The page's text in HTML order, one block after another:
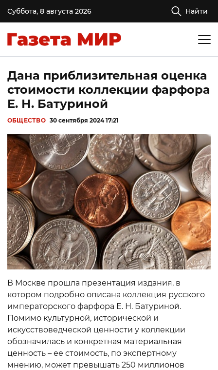
Суббота, 8 августа 2026 Найти
Дана приблизительная оценка
стоимости коллекции фарфора
Е. Н. Батуриной
ОБЩЕСТВО 30 сентября 2024 17:21
В Москве прошла презентация издания, в
котором подробно описана коллекция русского
императорского фарфора Е. Н. Батуриной.
Помимо культурной, исторической и
искусствоведческой ценности у коллекции
обозначилась и конкретная материальная
ценность – ее стоимость, по экспертному
мнению, может превышать 250 миллионов